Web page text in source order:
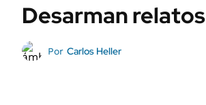
Campo
FINANZAS
Dólar
Desarman relatos
Por Carlos Heller